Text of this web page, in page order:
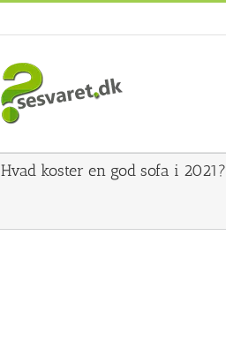
Hvad koster en god sofa i 2021?